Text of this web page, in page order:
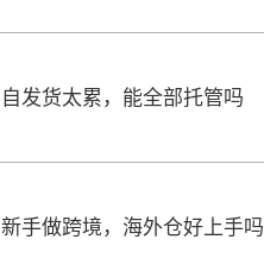
自发货太累，能全部托管吗
新手做跨境，海外仓好上手吗